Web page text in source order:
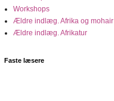
Workshops
Ældre indlæg. Afrika og mohair
Ældre indlæg. Afrikatur
Faste læsere